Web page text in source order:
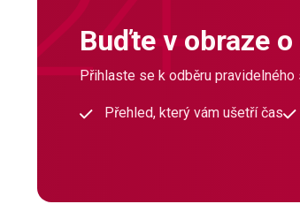
Buďte v obraze
Přihlaste se k odběru
Přehled, který vám ušetří čas